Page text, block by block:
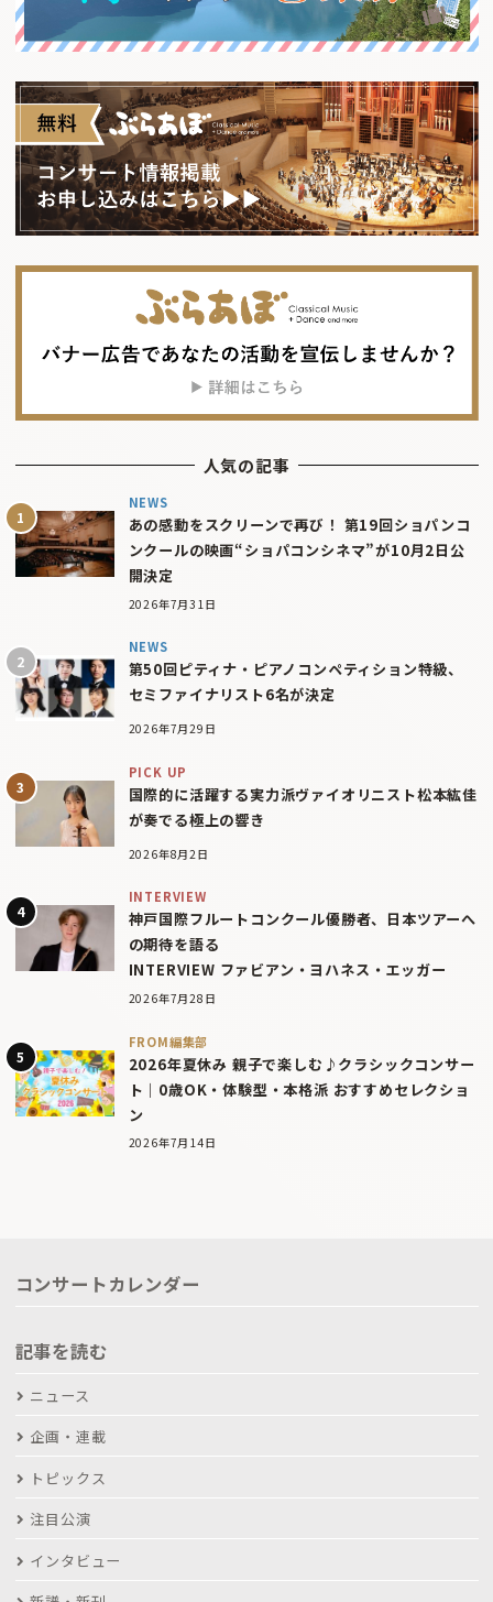
人気の記事
NEWS
あの感動をスクリーンで再び！ 第19回ショパンコ
ンクールの映画“ショパコンシネマ”が10月2日公
開決定
2026年7月31日
NEWS
第50回ピティナ・ピアノコンペティション特級、
セミファイナリスト6名が決定
2026年7月29日
PICK UP
国際的に活躍する実力派ヴァイオリニスト松本紘佳
が奏でる極上の響き
2026年8月2日
INTERVIEW
神戸国際フルートコンクール優勝者、日本ツアーへ
の期待を語る
INTERVIEW ファビアン・ヨハネス・エッガー
2026年7月28日
FROM編集部
2026年夏休み 親子で楽しむ♪クラシックコンサー
ト｜0歳OK・体験型・本格派 おすすめセレクショ
ン
2026年7月14日
コンサートカレンダー
記事を読む
ニュース
企画・連載
トピックス
注目公演
インタビュー